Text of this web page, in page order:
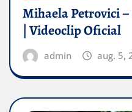
Mihaela Petrovici
| Videoclip Oficial
admin aug. 5,